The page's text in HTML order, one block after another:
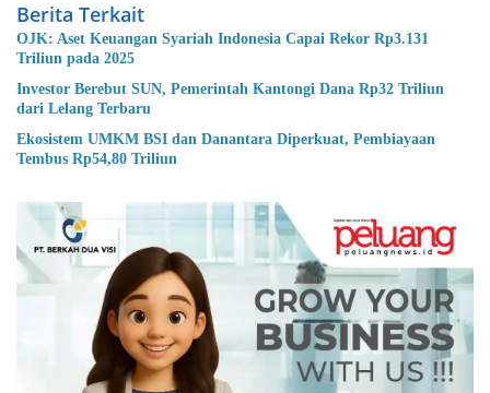
Berita Terkait
OJK: Aset Keuangan Syariah Indonesia Capai Rekor Rp3.131
Triliun pada 2025
Investor Berebut SUN, Pemerintah Kantongi Dana Rp32 Triliun
dari Lelang Terbaru
Ekosistem UMKM BSI dan Danantara Diperkuat, Pembiayaan
Tembus Rp54,80 Triliun